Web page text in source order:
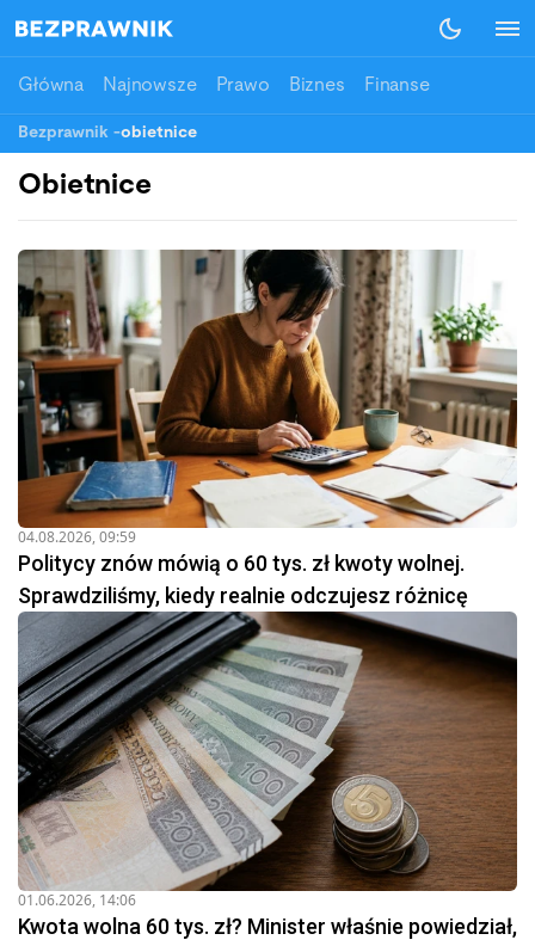
Główna Najnowsze Prawo Biznes Finanse
Bezprawnik -obietnice
Obietnice
04.08.2026, 09:59
Politycy znów mówią o 60 tys. zł kwoty wolnej.
Sprawdziliśmy, kiedy realnie odczujesz różnicę
01.06.2026, 14:06
Kwota wolna 60 tys. zł? Minister właśnie powiedział,